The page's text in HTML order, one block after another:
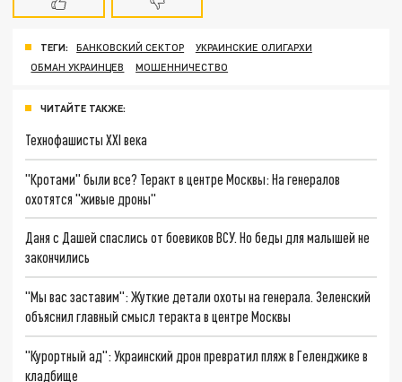
ТЕГИ: БАНКОВСКИЙ СЕКТОР
УКРАИНСКИЕ ОЛИГАРХИ
ОБМАН УКРАИНЦЕВ
МОШЕННИЧЕСТВО
ЧИТАЙТЕ ТАКЖЕ:
Технофашисты XXI века
"Кротами" были все? Теракт в центре Москвы: На генералов
охотятся "живые дроны"
Даня с Дашей спаслись от боевиков ВСУ. Но беды для малышей не
закончились
"Мы вас заставим": Жуткие детали охоты на генерала. Зеленский
объяснил главный смысл теракта в центре Москвы
"Курортный ад": Украинский дрон превратил пляж в Геленджике в
кладбище